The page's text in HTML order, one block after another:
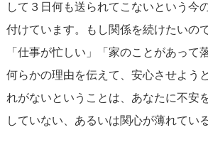
して３日何も送られてこないという今
付けています。もし関係を続けたいの
「仕事が忙しい」「家のことがあって
何らかの理由を伝えて、安心させよう
れがないということは、あなたに不安
していない、あるいは関心が薄れてい